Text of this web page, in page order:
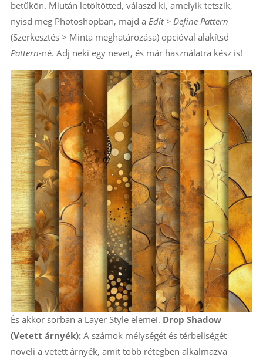
betűkön. Miután letöltötted, válaszd ki, amelyik tetszik,
nyisd meg Photoshopban, majd a Edit > Define Pattern
(Szerkesztés > Minta meghatározása) opcióval alakítsd
Pattern-né. Adj neki egy nevet, és már használatra kész is!
És akkor sorban a Layer Style elemei. Drop Shadow
(Vetett árnyék):A számok mélységét és térbeliségét
növeli a vetett árnyék, amit több rétegben alkalmazva